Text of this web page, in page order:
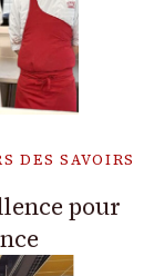
DES SAVOIRS
pour